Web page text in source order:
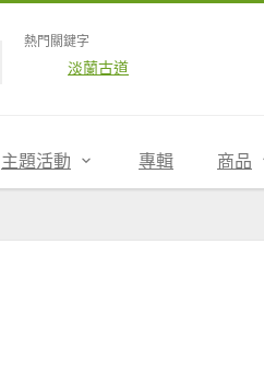
熱門關鍵字
淡蘭古道
主題活動 專輯 商品